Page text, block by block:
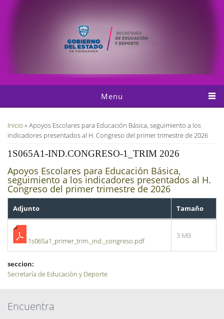
Menu
Usted está aquí
Inicio » Apoyos Escolares para Educación Básica, seguimiento a los
indicadores presentados al H. Congreso del primer trimestre de 2026
1S065A1-IND.CONGRESO-1_TRIM 2026
Apoyos Escolares para Educación Básica,
seguimiento a los indicadores presentados al H.
Congreso del primer trimestre de 2026
Adjunto Tamaño
1s065a1_primer_trim._ind._congreso.pdf
3 MB
seccion:
Secretaría de Educación y Deporte
Encuentra